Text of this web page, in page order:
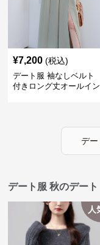
¥7,200 (税込)
デート服 袖なしベルト
付きロング丈オールイン
デー
デート服 秋のデート
人